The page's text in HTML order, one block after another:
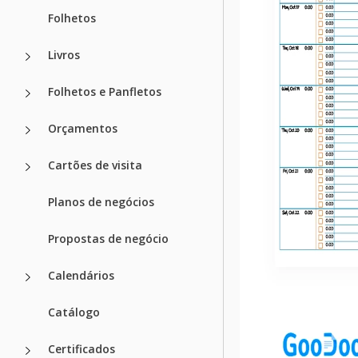
Folhetos
Livros
Folhetos e Panfletos
Orçamentos
Cartões de visita
Planos de negócios
Propostas de negócio
Calendários
Catálogo
Certificados